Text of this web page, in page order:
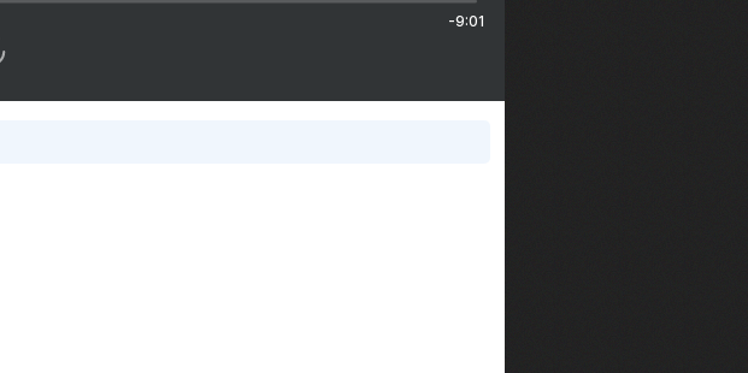
-9:01